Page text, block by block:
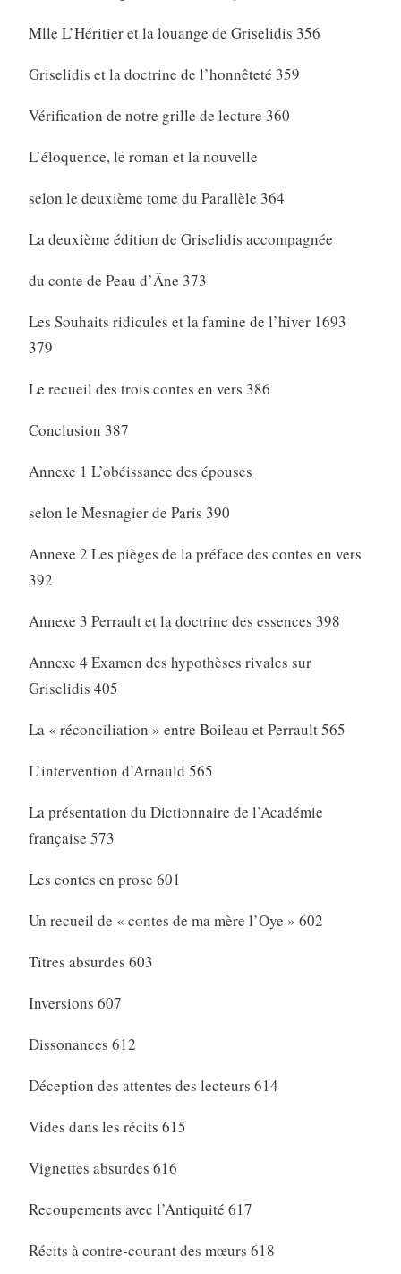
Mlle L’Héritier et la louange de Griselidis 356
Griselidis et la doctrine de l’honnêteté 359
Vérification de notre grille de lecture 360
L’éloquence, le roman et la nouvelle
selon le deuxième tome du Parallèle 364
La deuxième édition de Griselidis accompagnée
du conte de Peau d’Âne 373
Les Souhaits ridicules et la famine de l’hiver 1693
379
Le recueil des trois contes en vers 386
Conclusion 387
Annexe 1 L’obéissance des épouses
selon le Mesnagier de Paris 390
Annexe 2 Les pièges de la préface des contes en vers
392
Annexe 3 Perrault et la doctrine des essences 398
Annexe 4 Examen des hypothèses rivales sur
Griselidis 405
La « réconciliation » entre Boileau et Perrault 565
L’intervention d’Arnauld 565
La présentation du Dictionnaire de l’Académie
française 573
Les contes en prose 601
Un recueil de « contes de ma mère l’Oye » 602
Titres absurdes 603
Inversions 607
Dissonances 612
Déception des attentes des lecteurs 614
Vides dans les récits 615
Vignettes absurdes 616
Recoupements avec l’Antiquité 617
Récits à contre-courant des mœurs 618